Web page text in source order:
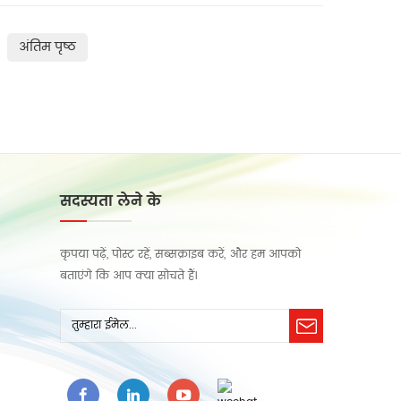
अंतिम पृष्ठ
सदस्यता लेने के
कृपया पढ़ें, पोस्ट रहें, सब्सक्राइब करें, और हम आपको
बताएंगे कि आप क्या सोचते हैं।